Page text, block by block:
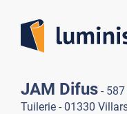
JAM Difus - 587
Tuilerie - 01330